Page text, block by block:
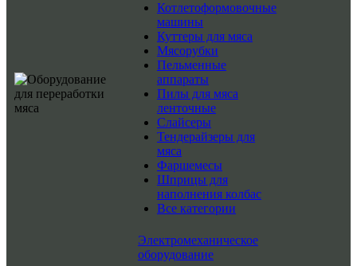
Котлетоформовочные
машины
Куттеры для мяса
Мясорубки
Пельменные
аппараты
Пилы для мяса
ленточные
Слайсеры
Тендерайзеры для
мяса
Фаршемесы
Шприцы для
наполнения колбас
Все категории
Электромеханическое
оборудование